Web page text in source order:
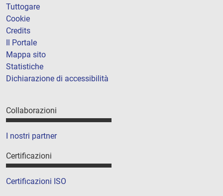
Tuttogare
Cookie
Credits
Il Portale
Mappa sito
Statistiche
Dichiarazione di accessibilità
Collaborazioni
I nostri partner
Certificazioni
Certificazioni ISO